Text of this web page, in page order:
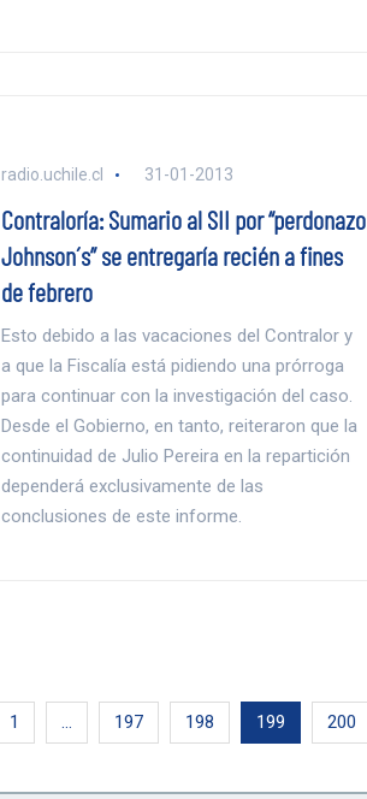
radio.uchile.cl 31-01-2013
Contraloría: Sumario al SII por “perdonazo
Johnson´s” se entregaría recién a fines
de febrero
Esto debido a las vacaciones del Contralor y
a que la Fiscalía está pidiendo una prórroga
para continuar con la investigación del caso.
Desde el Gobierno, en tanto, reiteraron que la
continuidad de Julio Pereira en la repartición
dependerá exclusivamente de las
conclusiones de este informe.
1 … 197 198 199 200